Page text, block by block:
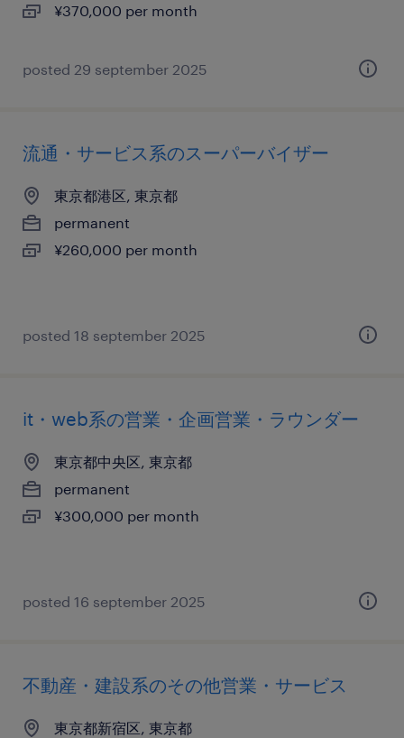
¥370,000 per month
posted 29 september 2025
流通・サービス系のスーパーバイザー
東京都港区, 東京都
permanent
¥260,000 per month
posted 18 september 2025
it・web系の営業・企画営業・ラウンダー
東京都中央区, 東京都
permanent
¥300,000 per month
posted 16 september 2025
不動産・建設系のその他営業・サービス
東京都新宿区, 東京都